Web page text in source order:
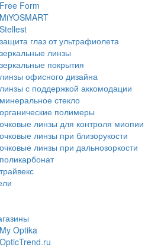
Free Form
MiYOSMART
Stellest
защита глаз от ультрафиолета
зеркальные линзы
зеркальные покрытия
линзы офисного дизайна
линзы с поддержкой аккомодации
минеральное стекло
органические полимеры
очковые линзы для контроля миопии
очковые линзы при близорукости
очковые линзы при дальнозоркости
поликарбонат
трайвекс
My Optika
OpticTrend.ru